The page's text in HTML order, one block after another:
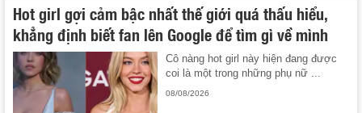
Hot girl gợi cảm bậc nhất thế giới quá thấu hiểu,
khẳng định biết fan lên Google để tìm gì về mình
Cô nàng hot girl này hiện đang được
coi là một trong những phụ nữ ...
08/08/2026